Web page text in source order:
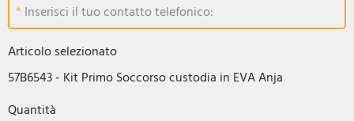
Inserisci il tuo contatto telefonico:
Articolo selezionato
57B6543 - Kit Primo Soccorso custodia in EVA Anja
Quantità